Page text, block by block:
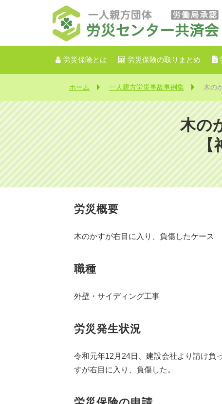
労災保険とは 労災保険の取りまとめ
ホーム 一人親方労災事故事例集 木の
木の
【
労災概要
木のかすが右目に入り、負傷したケース
職種
外壁・サイディング工事
労災発生状況
令和元年12月24日、建設会社より請け負
すが右目に入り、負傷した。